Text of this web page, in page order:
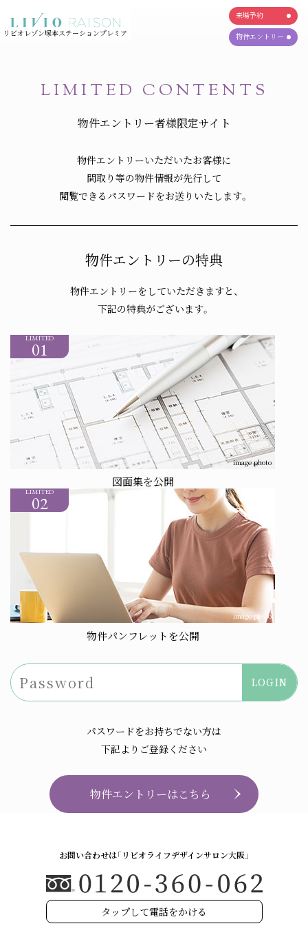
リビオレゾン塚本ステーションプレミア
来場予約
物件エントリー
JR大阪1駅新築分譲マンションプロジェクト
(リビオレゾン塚本ステーションプレミア) 物件エントリー
来場予約
デザイン
NEW
ZEH-M
ZEH-M
ブランド
現地案内図・
Limited
エントリー者様限定ページ
来場予約はこちらから
物件エントリーなど
各種お問い合わせはこちらから
OTHER CONTENTS
リビオの魅力を紐解く
リビオのハナシ。
利便性や快適性を追求した
JR大阪1駅新築分譲マンションプロジェクト
(リビオレゾン塚本ステーションプレミア)
CLOSE
先行して本物件の詳細情報を公開いたします。
お問い合わせ 「リビオライフデザインサロン大阪」
タップして電話をかける
■営業時間/［月・火・金］11:00~19:00 ［土・日・祝］10:00~18:00
■定休日/毎週水曜・木曜（祝日除く）
LIMITED CONTENTS
物件エントリー者様限定サイト
物件エントリーいただいたお客様に
間取り等の物件情報が先行して
閲覧できるパスワードをお送りいたします。
物件エントリーの特典
物件エントリーをしていただきますと、
下記の特典がございます。
LIMITED
01
image photo
図面集を公開
LIMITED
02
image photo
物件パンフレットを公開
パスワードをお持ちでない方は
下記よりご登録ください
物件エントリーはこちら
お問い合わせは「リビオライフデザインサロン大阪」
タップして電話をかける